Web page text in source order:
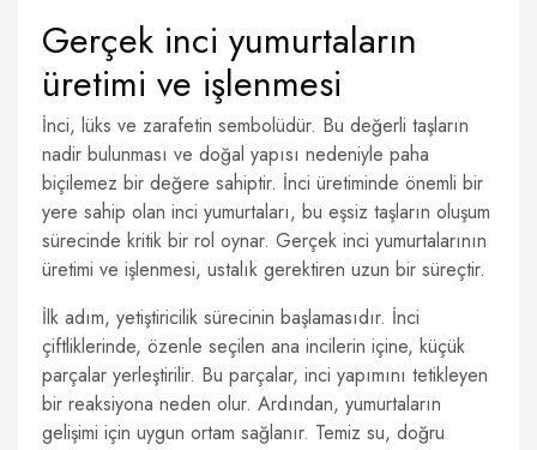
Gerçek inci yumurtaların
üretimi ve işlenmesi
İnci, lüks ve zarafetin sembolüdür. Bu değerli taşların
nadir bulunması ve doğal yapısı nedeniyle paha
biçilemez bir değere sahiptir. İnci üretiminde önemli bir
yere sahip olan inci yumurtaları, bu eşsiz taşların oluşum
sürecinde kritik bir rol oynar. Gerçek inci yumurtalarının
üretimi ve işlenmesi, ustalık gerektiren uzun bir süreçtir.
İlk adım, yetiştiricilik sürecinin başlamasıdır. İnci
çiftliklerinde, özenle seçilen ana incilerin içine, küçük
parçalar yerleştirilir. Bu parçalar, inci yapımını tetikleyen
bir reaksiyona neden olur. Ardından, yumurtaların
gelişimi için uygun ortam sağlanır. Temiz su, doğru